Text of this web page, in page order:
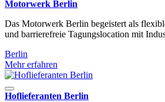
Motorwerk Berlin
Das Motorwerk Berlin begeistert als
und barrierefreie Tagungslocation mit
Berlin
Mehr erfahren
Hoflieferanten Berlin